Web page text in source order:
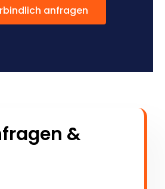
anfragen
&